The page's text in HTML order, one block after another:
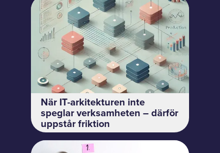
När IT-arkitekturen inte
speglar verksamheten – därför
uppstår friktion